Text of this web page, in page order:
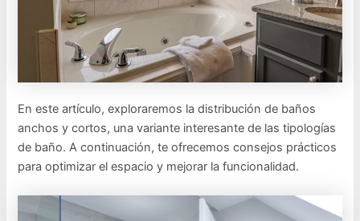
En este artículo, exploraremos la distribución de baños
anchos y cortos, una variante interesante de las tipologías
de baño. A continuación, te ofrecemos consejos prácticos
para optimizar el espacio y mejorar la funcionalidad.